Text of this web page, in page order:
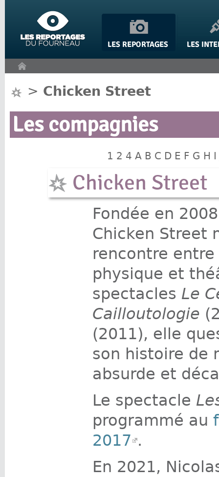
> Chicken Street
Les compagnies
1 2 4 A B C D E F G H
Chicken Street
Fondée en
Chicken Street
rencontre
physique et
spectacles Le
Cailloutologie
(2011), elle
son histoire de
absurde et
Le spectacle
programmé au
2017 .
En 2021,